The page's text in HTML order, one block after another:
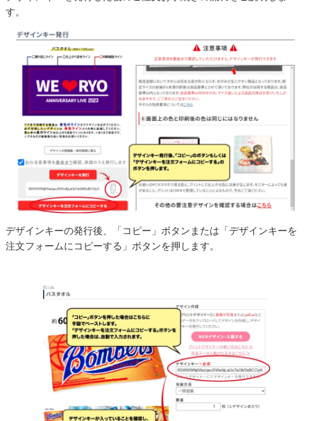
す。
デザインキーの発行後、「コピー」ボタンまたは「デザインキーを
注文フォームにコピーする」ボタンを押します。